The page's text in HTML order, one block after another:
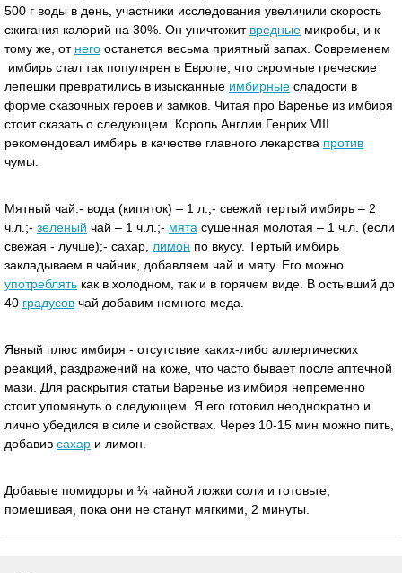
500 г воды в день, участники исследования увеличили скорость
сжигания калорий на 30%. Он уничтожит вредные микробы, и к
тому же, от него останется весьма приятный запах. Современем
имбирь стал так популярен в Европе, что скромные греческие
лепешки превратились в изысканные имбирные сладости в
форме сказочных героев и замков. Читая про Варенье из имбиря
стоит сказать о следующем. Король Англии Генрих VIII
рекомендовал имбирь в качестве главного лекарства против
чумы.
Мятный чай.- вода (кипяток) – 1 л.;- свежий тертый имбирь – 2
ч.л.;- зеленый чай – 1 ч.л.;- мята сушенная молотая – 1 ч.л. (если
свежая - лучше);- сахар, лимон по вкусу. Тертый имбирь
закладываем в чайник, добавляем чай и мяту. Его можно
употреблять как в холодном, так и в горячем виде. В остывший до
40 градусов чай добавим немного меда.
Явный плюс имбиря - отсутствие каких-либо аллергических
реакций, раздражений на коже, что часто бывает после аптечной
мази. Для раскрытия статьи Варенье из имбиря непременно
стоит упомянуть о следующем. Я его готовил неоднократно и
лично убедился в силе и свойствах. Через 10-15 мин можно пить,
добавив сахар и лимон.
Добавьте помидоры и ¼ чайной ложки соли и готовьте,
помешивая, пока они не станут мягкими, 2 минуты.